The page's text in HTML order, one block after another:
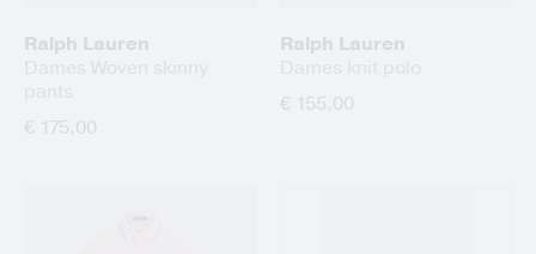
Ralph Lauren
€ 175,00
Ralph Lauren
€ 155,00